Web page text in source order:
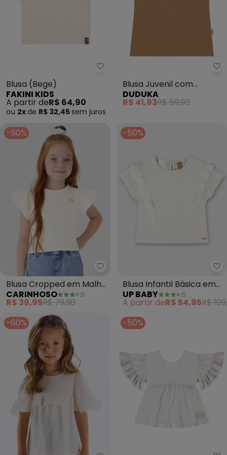
Fakini Kids - Blusa (Bege)
Blusa (Bege)
FAKINI KIDS
A partir deR$ 64,90
ou 2x de R$ 32,45 sem juros
Blusa Juvenil com
Etiqueta Lateral (Bege)
DUDUKA
R$ 41,93R$ 59,90
-50%
Carinhoso - Blusa Cropped
Blusa Cropped em Malha
Texturizada (Off White)
CARINHOSO
R$ 39,95R$ 79,90
-50%
Blusa Infantil Básica em
Meia Malha (Bege)
UP BABY
A partir deR$ 54,95R$
-60%
-50%